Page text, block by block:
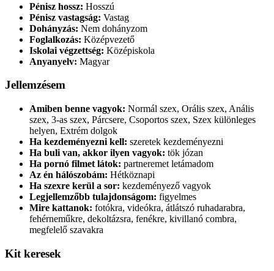
Pénisz hossz: Hosszú
Pénisz vastagság: Vastag
Dohányzás: Nem dohányzom
Foglalkozás: Középvezető
Iskolai végzettség: Középiskola
Anyanyelv: Magyar
Jellemzésem
Amiben benne vagyok: Normál szex, Orális szex, Anális
szex, 3-as szex, Párcsere, Csoportos szex, Szex különleges
helyen, Extrém dolgok
Ha kezdeményezni kell: szeretek kezdeményezni
Ha buli van, akkor ilyen vagyok: tök józan
Ha pornó filmet látok: partneremet letámadom
Az én hálószobám: Hétköznapi
Ha szexre kerül a sor: kezdeményező vagyok
Legjellemzőbb tulajdonságom: figyelmes
Mire kattanok: fotókra, videókra, átlátszó ruhadarabra,
fehérneműkre, dekoltázsra, fenékre, kivillanó combra,
megfelelő szavakra
Kit keresek